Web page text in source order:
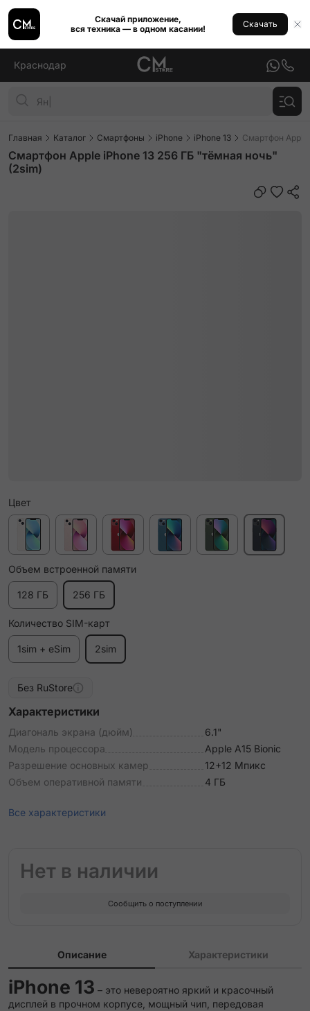
Скачай приложение,
вся техника — в одном касании!
Скачать
Краснодар
Главная Каталог Смартфоны iPhone iPhone 13 Смартфон Apple
Смартфон Apple iPhone 13 256 ГБ "тёмная ночь"
(2sim)
Цвет
Объем встроенной памяти
128 ГБ 256 ГБ
Количество SIM-карт
1sim + eSim 2sim
Без RuStore
Характеристики
Диагональ экрана (дюйм)
6.1"
Модель процессора
Apple A15 Bionic
Разрешение основных камер
12+12 Мпикс
Объем оперативной памяти
4 ГБ
Все характеристики
Нет в наличии
Сообщить о поступлении
Описание Характеристики
iPhone 13 – это невероятно яркий и красочный
дисплей в прочном корпусе, мощный чип, передовая